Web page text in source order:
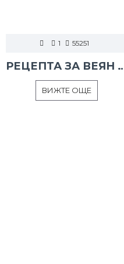
1 55251
РЕЦЕПТА ЗА
ВИЖТЕ ОЩЕ